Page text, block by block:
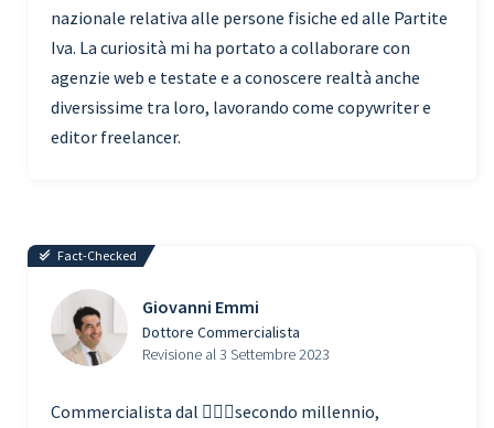
nazionale relativa alle persone fisiche ed alle Partite
Iva. La curiosità mi ha portato a collaborare con
agenzie web e testate e a conoscere realtà anche
diversissime tra loro, lavorando come copywriter e
editor freelancer.
Fact-Checked
Giovanni Emmi
Dottore Commercialista
Revisione al 3 Settembre 2023
Commercialista dal 🧗🏾‍♀️secondo millennio,